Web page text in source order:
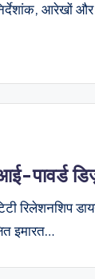
आरेखों
पावर्ड
रिलेशनशिप
इमारत…